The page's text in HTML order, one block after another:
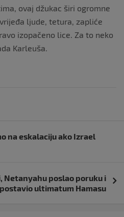
ovaj džukac širi ogromne
ljude, tetura, zapliće
izopačeno lice. Za to neko
Karleuša.
na eskalaciju ako Izrael
Netanyahu poslao poruku i
postavio ultimatum Hamasu